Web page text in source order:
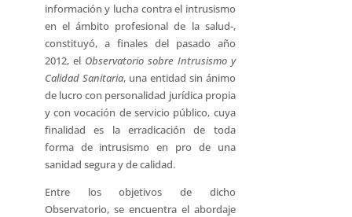
información y lucha contra el intrusismo
en el ámbito profesional de la salud-,
constituyó, a finales del pasado año
2012, el Observatorio sobre Intrusismo y
Calidad Sanitaria, una entidad sin ánimo
de lucro con personalidad jurídica propia
y con vocación de servicio público, cuya
finalidad es la erradicación de toda
forma de intrusismo en pro de una
sanidad segura y de calidad.
Entre los objetivos de dicho
Observatorio, se encuentra el abordaje